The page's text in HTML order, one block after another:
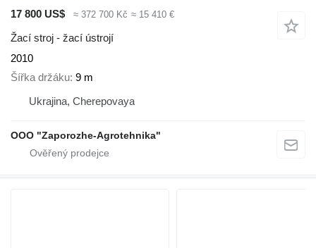
17 800 US$
≈ 372 700 Kč ≈ 15 410 €
Žací stroj - žací ústrojí
2010
Šířka držáku 9 m
Ukrajina, Cherepovaya
OOO "Zaporozhe-Agrotehnika"